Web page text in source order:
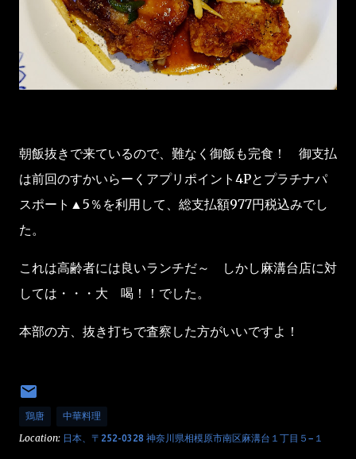
朝飯抜きで来ているので、難なく御飯も完食！ 御支払
は前回のすかいらーくアプリポイント4Pとプラチナパ
スポート▲5％を利用して、総支払額977円税込みでし
た。
これは高齢者には良いランチだ～ しかし麻溝台店に対
しては・・・大 喝！！でした。
本部の方、抜き打ちで査察した方がいいですよ！
鶏唐 中華料理
Location: 日本、〒252-0328 神奈川県相模原市南区麻溝台１丁目５−１